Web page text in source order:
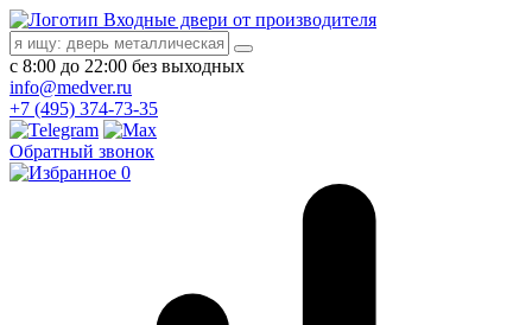
Входные двери от производителя
с 8:00 до 22:00 без выходных
info@medver.ru
+7 (495) 374-73-35
Обратный звонок
0